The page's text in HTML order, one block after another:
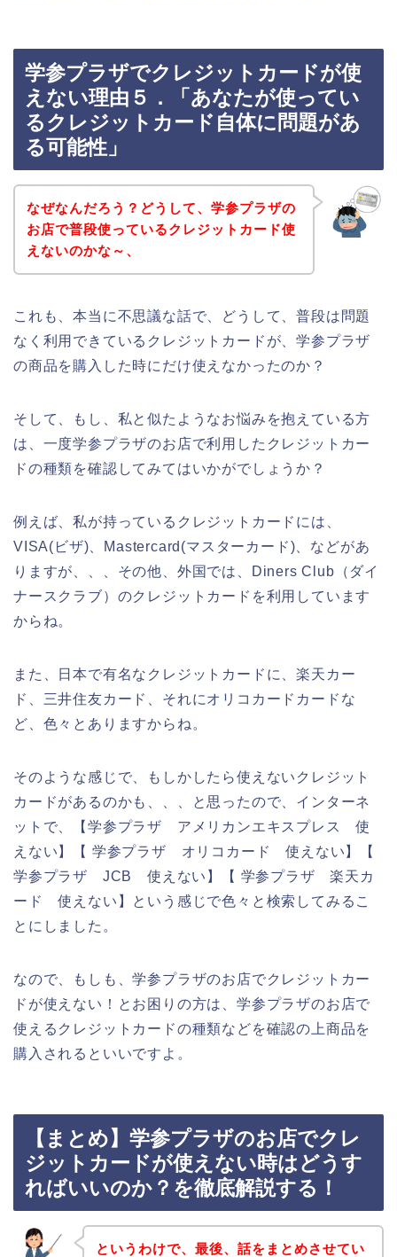
学参プラザでクレジットカードが使
えない理由５．「あなたが使ってい
るクレジットカード自体に問題があ
る可能性」
なぜなんだろう？どうして、学参プラザの
お店で普段使っているクレジットカード使
えないのかな～、
これも、本当に不思議な話で、どうして、普段は問題
なく利用できているクレジットカードが、学参プラザ
の商品を購入した時にだけ使えなかったのか？
そして、もし、私と似たようなお悩みを抱えている方
は、一度学参プラザのお店で利用したクレジットカー
ドの種類を確認してみてはいかがでしょうか？
例えば、私が持っているクレジットカードには、
VISA(ビザ)、Mastercard(マスターカード)、などがあ
りますが、、、その他、外国では、Diners Club（ダイ
ナースクラブ）のクレジットカードを利用しています
からね。
また、日本で有名なクレジットカードに、楽天カー
ド、三井住友カード、それにオリコカードカードな
ど、色々とありますからね。
そのような感じで、もしかしたら使えないクレジット
カードがあるのかも、、、と思ったので、インターネ
ットで、【学参プラザ アメリカンエキスプレス 使
えない】【 学参プラザ オリコカード 使えない】【
学参プラザ JCB 使えない】【 学参プラザ 楽天カ
ード 使えない】という感じで色々と検索してみるこ
とにしました。
なので、もしも、学参プラザのお店でクレジットカー
ドが使えない！とお困りの方は、学参プラザのお店で
使えるクレジットカードの種類などを確認の上商品を
購入されるといいですよ。
【まとめ】学参プラザのお店でクレ
ジットカードが使えない時はどうす
ればいいのか？を徹底解説する！
というわけで、最後、話をまとめさせてい